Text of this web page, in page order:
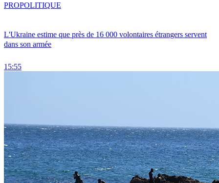
L'Ukraine estime que près de 16 000 volontaires étrangers servent
dans son armée
15:55
PROPOLITIQUE